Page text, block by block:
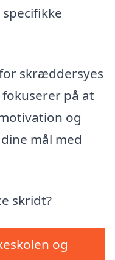
skræddersyes
på at
og
mål med
skridt?
og